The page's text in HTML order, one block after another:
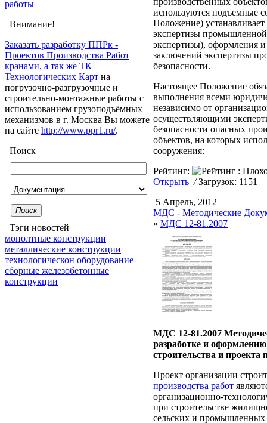
работы
Внимание!
Заказать разработку ППРк -
Проектов Производства Работ
кранами, а так же ТК –
Технологических Карт на
погрузочно-разгрузочные и
строительно-монтажные работы с
использованием грузоподъёмных
механизмов в г. Москва Вы можете
на сайте http://www.ppr1.ru/.
Поиск
Поиск
Тэги новостей
монолтные конструкции
металлические конструкции
технологическон оборудование
сборные железобетонные
конструкции
используются подъемные
Положение)
экспертизы промышленной
экспертизы), оформления
заключений экспертизы
безопасности.
Настоящее Положение
выполнения всеми
независимо от
осуществляющими
безопасности опасных
объектов, на которых
сооружения:
Рейтинг:
Открыть /Загрузок: 1151
5 Апрель, 2012
МДС - Методические
» МДС 12-81.2007
МДС 12-81.2007
разработке и
строительства и проекта
Проект организации
производства работ
организационно-
при строительстве
сельских и промышленных